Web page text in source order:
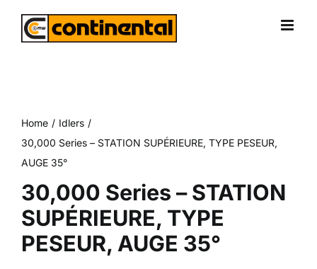
Home
Idlers
30,000 Series – STATION SUPÉRIEURE, TYPE PESEUR,
AUGE 35°
30,000 Series – STATION
SUPÉRIEURE, TYPE
PESEUR, AUGE 35°